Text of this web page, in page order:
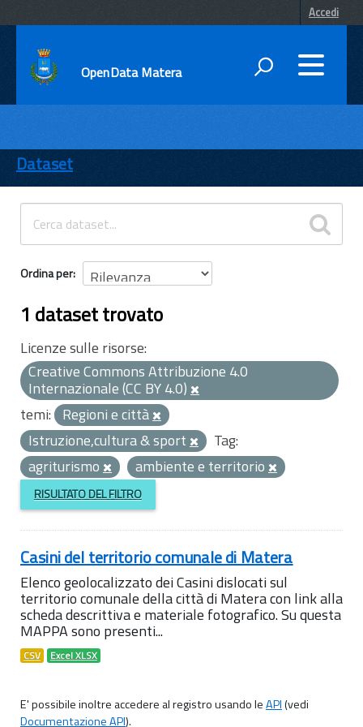
Accedi
OpenData Matera
ENTI
TEMI
INFORMAZIONI
Dataset
Ordina per
1 dataset trovato
Licenze sulle risorse:
Creative Commons Attribuzione 4.0
Internazionale (CC BY 4.0)
temi: Regioni e città
Istruzione,cultura & sport
Tag:
agriturismo
ambiente e territorio
RISULTATO DEL FILTRO
Casini del territorio comunale di Matera
Elenco geolocalizzato dei Casini dislocati sul
territorio comunale della città di Matera con link alla
scheda descrittiva e materiale fotografico. Su questa
MAPPA sono presenti...
CSV Excel XLSX
E' possibile inoltre accedere al registro usando leAPI(vedi
Documentazione API).